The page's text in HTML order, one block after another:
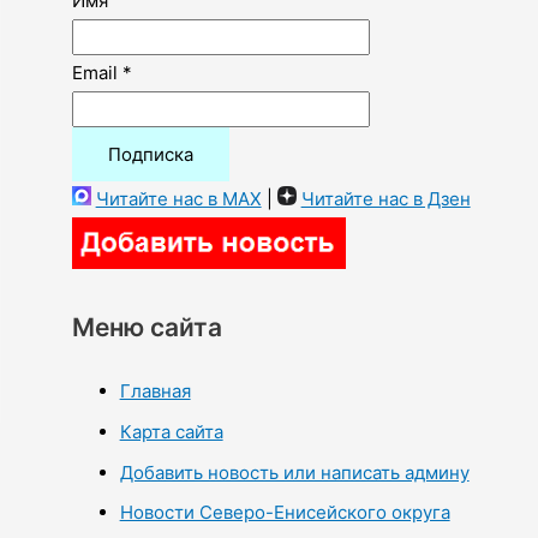
Email *
Читайте нас в MAX Читайте нас в Дзен
Меню сайта
Главная
Карта сайта
Добавить новость или написать админу
Новости Северо-Енисейского округа